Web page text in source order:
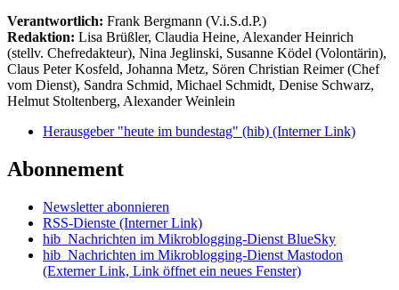
Verantwortlich: Frank Bergmann (V.i.S.d.P.)
Redaktion: Lisa Brüßler, Claudia Heine, Alexander Heinrich
(stellv. Chefredakteur), Nina Jeglinski, Susanne Ködel (Volontärin),
Claus Peter Kosfeld, Johanna Metz, Sören Christian Reimer (Chef
vom Dienst), Sandra Schmid, Michael Schmidt, Denise Schwarz,
Helmut Stoltenberg, Alexander Weinlein
Herausgeber "heute im bundestag" (hib) (Interner Link)
Abonnement
Newsletter abonnieren
RSS-Dienste (Interner Link)
hib_Nachrichten im Mikroblogging-Dienst BlueSky
hib_Nachrichten im Mikroblogging-Dienst Mastodon
(Externer Link, Link öffnet ein neues Fenster)